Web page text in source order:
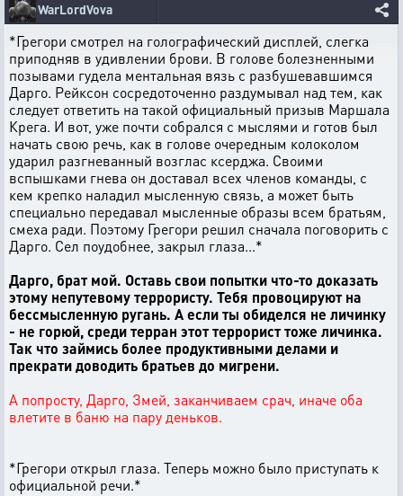
WarLordVova
*Грегори смотрел на голографический дисплей, слегка
приподняв в удивлении брови. В голове болезненными
позывами гудела ментальная вязь с разбушевавшимся
Дарго. Рейксон сосредоточенно раздумывал над тем, как
следует ответить на такой официальный призыв Маршала
Крега. И вот, уже почти собрался с мыслями и готов был
начать свою речь, как в голове очередным колоколом
ударил разгневанный возглас ксерджа. Своими
вспышками гнева он доставал всех членов команды, с
кем крепко наладил мысленную связь, а может быть
специально передавал мысленные образы всем братьям,
смеха ради. Поэтому Грегори решил сначала поговорить с
Дарго. Сел поудобнее, закрыл глаза...*
Дарго, брат мой. Оставь свои попытки что-то доказать
этому непутевому террористу. Тебя провоцируют на
бессмысленную ругань. А если ты обиделся не личинку
- не горюй, среди терран этот террорист тоже личинка.
Так что займись более продуктивными делами и
прекрати доводить братьев до мигрени.
А попросту, Дарго, Змей, заканчиваем срач, иначе оба
влетите в баню на пару деньков.
*Грегори открыл глаза. Теперь можно было приступать к
официальной речи.*